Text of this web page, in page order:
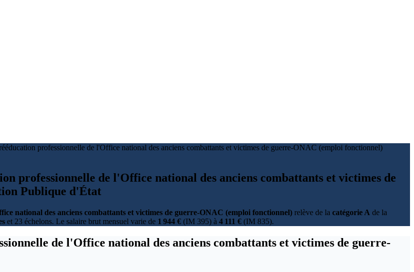
professionnelle de l'Office national des anciens combattants et victimes de guerre-ONAC (emploi fonctionnel)
professionnelle de l'Office national des anciens combattants et victimes de
Publique d'État
national des anciens combattants et victimes de guerre-ONAC (emploi fonctionnel) relève de la catégorie A de la
et 23 échelons. Le salaire brut mensuel varie de 1 944 € (IM 395) à 4 111 € (IM 835).
de l'Office national des anciens combattants et victimes de guerre-